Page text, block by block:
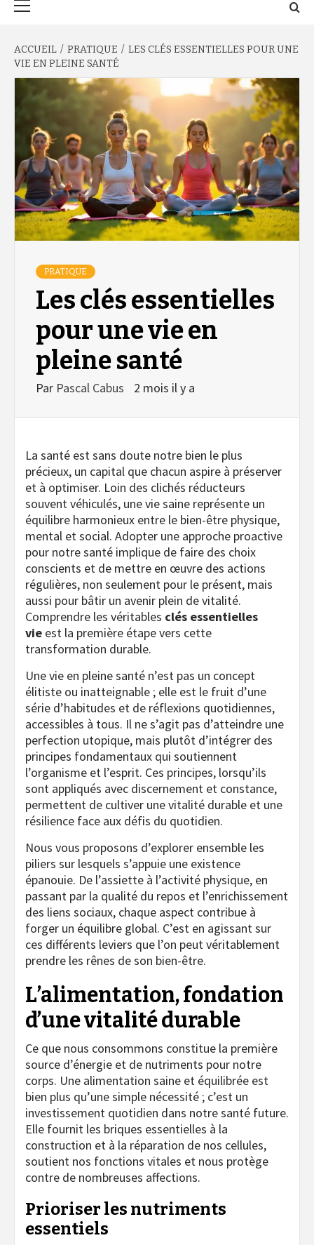
ACCUEIL PRATIQUE
LES CLÉS ESSENTIELLES POUR UNE
VIE EN PLEINE SANTÉ
PRATIQUE
Les clés essentielles
pour une vie en
pleine santé
Par Pascal Cabus 2 mois il y a
La santé est sans doute notre bien le plus
précieux, un capital que chacun aspire à préserver
et à optimiser. Loin des clichés réducteurs
souvent véhiculés, une vie saine représente un
équilibre harmonieux entre le bien-être physique,
mental et social. Adopter une approche proactive
pour notre santé implique de faire des choix
conscients et de mettre en œuvre des actions
régulières, non seulement pour le présent, mais
aussi pour bâtir un avenir plein de vitalité.
Comprendre les véritables clés essentielles
vie est la première étape vers cette
transformation durable.
Une vie en pleine santé n’est pas un concept
élitiste ou inatteignable ; elle est le fruit d’une
série d’habitudes et de réflexions quotidiennes,
accessibles à tous. Il ne s’agit pas d’atteindre une
perfection utopique, mais plutôt d’intégrer des
principes fondamentaux qui soutiennent
l’organisme et l’esprit. Ces principes, lorsqu’ils
sont appliqués avec discernement et constance,
permettent de cultiver une vitalité durable et une
résilience face aux défis du quotidien.
Nous vous proposons d’explorer ensemble les
piliers sur lesquels s’appuie une existence
épanouie. De l’assiette à l’activité physique, en
passant par la qualité du repos et l’enrichissement
des liens sociaux, chaque aspect contribue à
forger un équilibre global. C’est en agissant sur
ces différents leviers que l’on peut véritablement
prendre les rênes de son bien-être.
L’alimentation, fondation
d’une vitalité durable
Ce que nous consommons constitue la première
source d’énergie et de nutriments pour notre
corps. Une alimentation saine et équilibrée est
bien plus qu’une simple nécessité ; c’est un
investissement quotidien dans notre santé future.
Elle fournit les briques essentielles à la
construction et à la réparation de nos cellules,
soutient nos fonctions vitales et nous protège
contre de nombreuses affections.
Prioriser les nutriments
essentiels